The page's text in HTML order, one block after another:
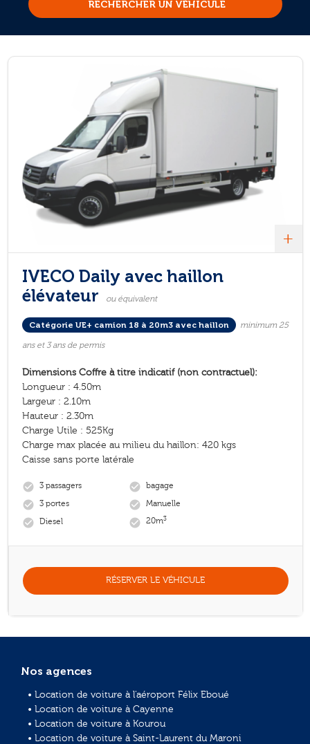
RECHERCHER UN VÉHICULE
+
IVECO Daily avec haillon
élévateur
ou équivalent
Catégorie UE+ camion 18 à 20m3 avec haillon minimum 25
ans et 3 ans de permis
Dimensions Coffre à titre indicatif (non contractuel):
Longueur : 4.50m
Largeur : 2.10m
Hauteur : 2.30m
Charge Utile : 525Kg
Charge max placée au milieu du haillon: 420 kgs
Caisse sans porte latérale
check_circle 3 passagers check_circle bagage
check_circle 3 portes check_circle Manuelle
check_circle Diesel check_circle 20m3
RÉSERVER LE VÉHICULE
Nos agences
• Location de voiture à l'aéroport Félix Eboué
• Location de voiture à Cayenne
• Location de voiture à Kourou
• Location de voiture à Saint-Laurent du Maroni